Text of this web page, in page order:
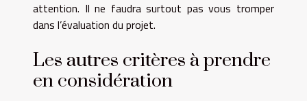
attention. Il ne faudra surtout pas vous tromper
dans l’évaluation du projet.
Les autres critères à prendre
en considération